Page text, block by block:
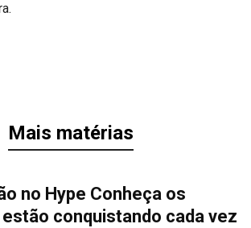
Mais matérias
no Hype Conheça os
conquistando cada vez